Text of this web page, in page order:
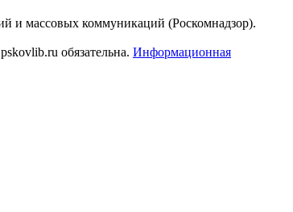
и массовых коммуникаций (Роскомнадзор).
обязательна. Информационная